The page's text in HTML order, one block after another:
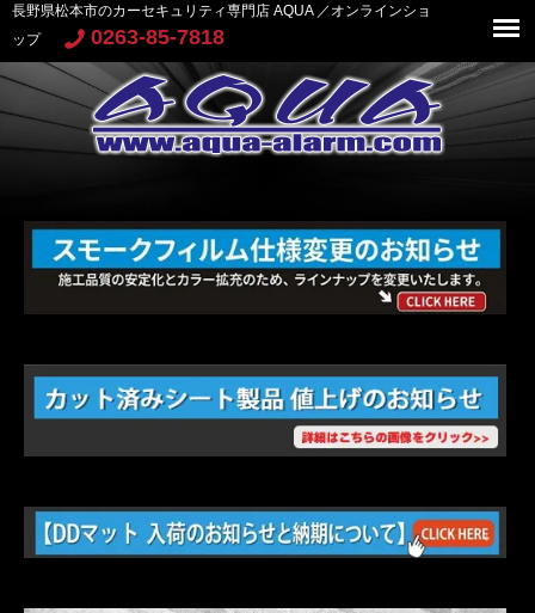
長野県松本市のカーセキュリティ専門店 AQUA ／オンラインショ
ップ
0263-85-7818